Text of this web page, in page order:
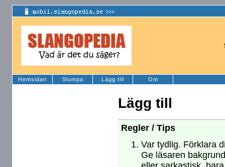
Hemsidan Slumpa Lägg till Om
Lägg till
Regler / Tips
Var tydlig. Förklara
Ge läsaren